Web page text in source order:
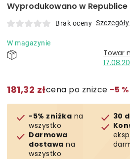
Wyprodukowano w Republice
Brak oceny
W magazynie
181,32 złcena po zniżce −5 %
-5% zniżka na
wszystko
Darmowa
dostawa na
wszystko
30